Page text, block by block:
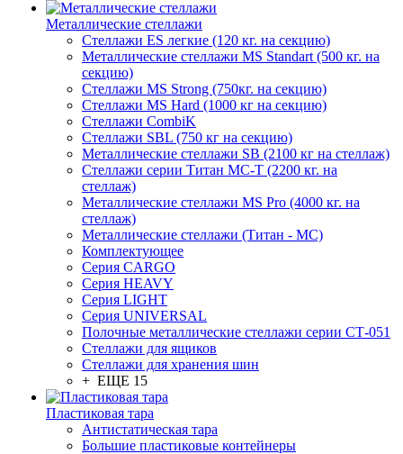
Металлические стеллажи
Стеллажи ES легкие (120 кг. на секцию)
Металлические стеллажи MS Standart (500 кг. на
секцию)
Стеллажи MS Strong (750кг. на секцию)
Стеллажи MS Hard (1000 кг на секцию)
Стеллажи CombiK
Стеллажи SBL (750 кг на секцию)
Металлические стеллажи SB (2100 кг на стеллаж)
Стеллажи серии Титан МС-Т (2200 кг. на
стеллаж)
Металлические стеллажи MS Pro (4000 кг. на
стеллаж)
Металлические стеллажи (Титан - МС)
Комплектующее
Серия CARGO
Серия HEAVY
Серия LIGHT
Серия UNIVERSAL
Полочные металлические стеллажи серии СТ-051
Стеллажи для ящиков
Стеллажи для хранения шин
+ ЕЩЕ 15
Пластиковая тара
Антистатическая тара
Большие пластиковые контейнеры